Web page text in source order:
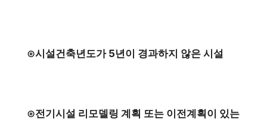
⊙시설건축년도가 5년이 경과하지 않은 시설
⊙전기시설 리모델링 계획 또는 이전계획이 있는